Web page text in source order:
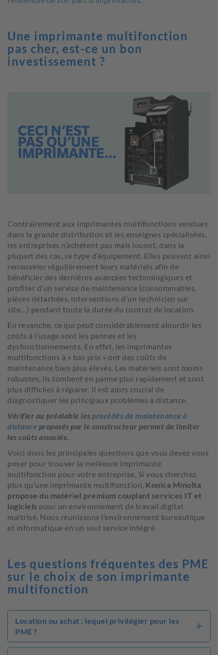
Une imprimante multifonction
pas cher, est-ce un bon
investissement ?
Contrairement aux imprimantes multifonctions vendues
dans la grande distribution et les enseignes spécialisées,
les entreprises n’achètent pas mais louent, dans la
plupart des cas, ce type d’équipement. Elles peuvent ainsi
renouveler régulièrement leurs matériels afin de
bénéficier des dernières avancées technologiques et
profiter d’un service de maintenance (consommables,
pièces détachées, interventions d’un technicien sur
site…) pendant toute la durée du contrat de location.
En revanche, ce qui peut considérablement alourdir les
coûts à l’usage sont les pannes et les
dysfonctionnements. En effet, les imprimantes
multifonctions à « bas prix » ont des coûts de
maintenance bien plus élevés. Les matériels sont moins
robustes, ils tombent en panne plus rapidement et sont
plus difficiles à réparer. Il est alors crucial de
diagnostiquer les principaux problèmes à distance.
Vérifier au préalable les procédés de maintenance à
distance proposés par le constructeur permet de limiter
les coûts associés.
Voici donc les principales questions que vous devez vous
poser pour trouver la meilleure imprimante
multifonction pour votre entreprise. Si vous cherchez
plus qu’une imprimante multifonction, Konica Minolta
propose du matériel premium couplant services IT et
logiciels pour un environnement de travail digital
maîtrisé. Nous réunissons l’environnement bureautique
et informatique en un seul service intégré.
Les questions fréquentes des PME
sur le choix de son imprimante
multifonction
Location ou achat : lequel privilégier pour les
PME ?
La location est souvent plus avantageuse pour les